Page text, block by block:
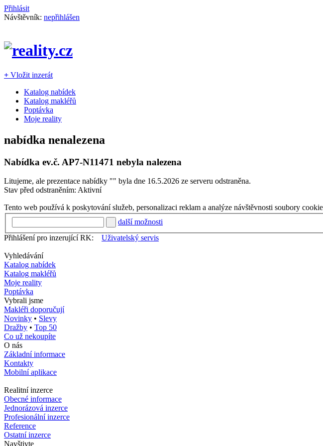
Přihlásit
Návštěvník: nepřihlášen
+ Vložit inzerát
Katalog nabídek
Katalog makléřů
Poptávka
Moje reality
nabídka nenalezena
Nabídka ev.č. AP7-N11471 nebyla nalezena
Litujeme, ale prezentace nabídky "" byla dne 16.5.2026 ze serveru odstraněna.
Stav před odstraněním: Aktivní
Tento web používá k poskytování služeb, personalizaci reklam a analýze návštěvnosti soubory
další možnosti
Přihlášení pro inzerující RK:
Uživatelský servis
Vyhledávání
Katalog nabídek
Katalog makléřů
Moje reality
Poptávka
Vybrali jsme
Makléři doporučují
Novinky • Slevy
Dražby • Top 50
Co už nekoupíte
O nás
Základní informace
Kontakty
Mobilní aplikace
Realitní inzerce
Obecné informace
Jednorázová inzerce
Profesionální inzerce
Reference
Ostatní inzerce
Navštivte